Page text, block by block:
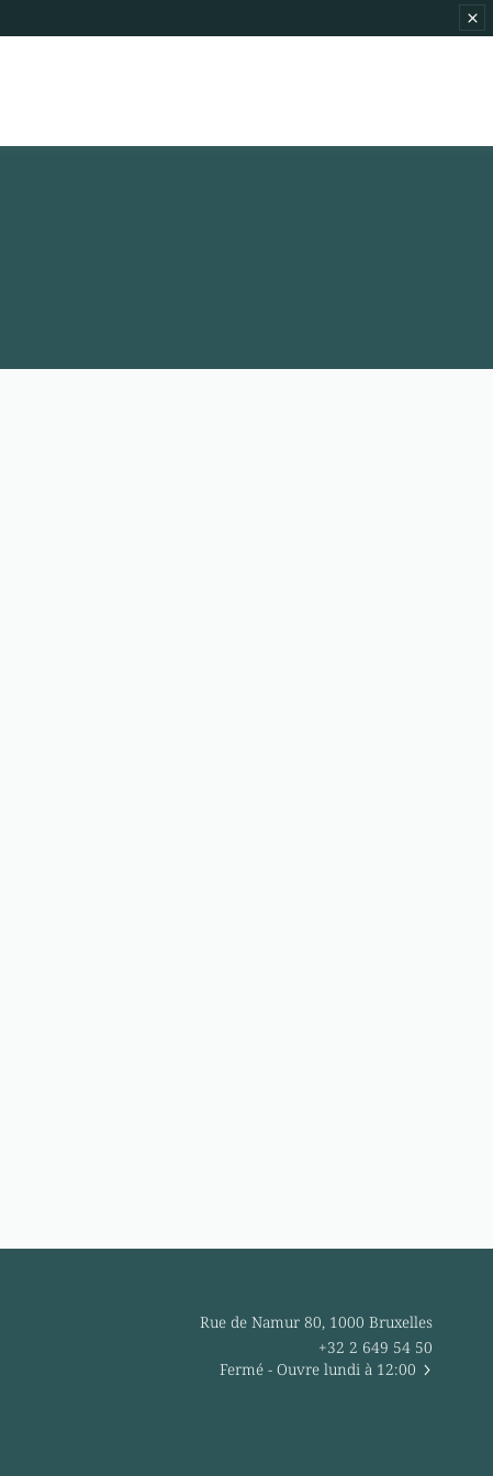
Rue de Namur 80, 1000 Bruxelles
+32 2 649 54 50
Fermé - Ouvre lundi à 12:00